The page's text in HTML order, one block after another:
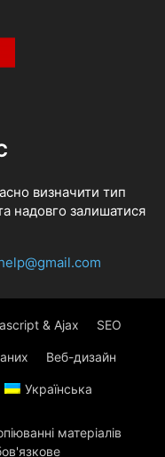
визначити тип
надовго залишатися
& Ajax SEO
Веб-дизайн
Українська
матеріалів